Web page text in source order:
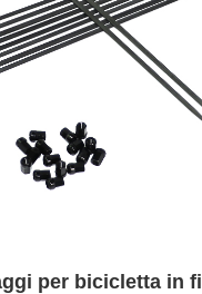
per bicicletta in